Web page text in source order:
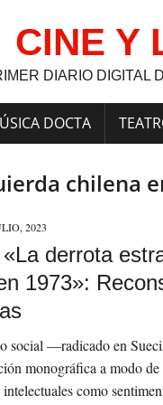
CINE Y
DIARIO DIGITAL
DOCTA
chilena
2023
derrota
1973»:
social —radicado en
monográfica a modo
intelectuales como